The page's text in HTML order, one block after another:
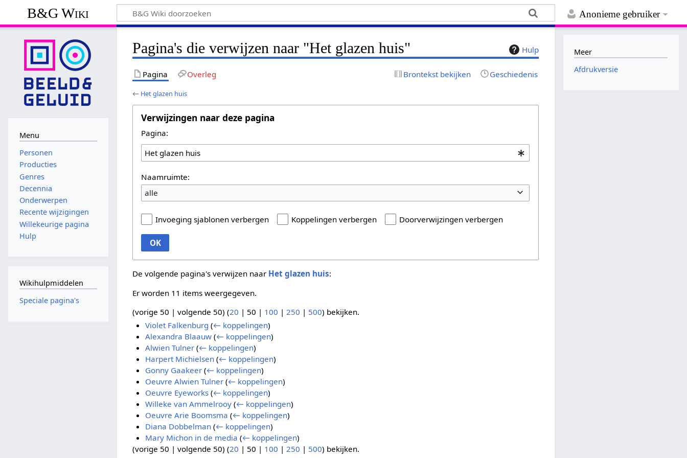
Anonieme gebruiker
B&G Wiki
Hulp
Pagina's die verwijzen naar "Het glazen huis"
Pagina Overleg Brontekst bekijken Geschiedenis
← Het glazen huis
Verwijzingen naar deze pagina
Pagina:
Naamruimte:
alle
Invoeging sjablonen verbergen Koppelingen verbergen Doorverwijzingen verbergen
OK
De volgende pagina's verwijzen naar Het glazen huis:
Er worden 11 items weergegeven.
(vorige 50 |volgende 50) (20 | 50 | 100 | 250 | 500) bekijken.
Violet Falkenburg (← koppelingen)
Alexandra Blaauw (← koppelingen)
Alwien Tulner (← koppelingen)
Harpert Michielsen (← koppelingen)
Gonny Gaakeer (← koppelingen)
Oeuvre Alwien Tulner (← koppelingen)
Oeuvre Eyeworks (← koppelingen)
Willeke van Ammelrooy (← koppelingen)
Oeuvre Arie Boomsma (← koppelingen)
Diana Dobbelman (← koppelingen)
Mary Michon in de media (← koppelingen)
(vorige 50 |volgende 50) (20 | 50 | 100 |250 | 500) bekijken.
Menu
Personen
Producties
Genres
Decennia
Onderwerpen
Recente wijzigingen
Willekeurige pagina
Hulp
Wikihulpmiddelen
Speciale pagina's
Meer
Afdrukversie